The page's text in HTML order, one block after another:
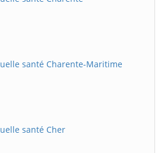
santé Charente-Maritime
santé Cher